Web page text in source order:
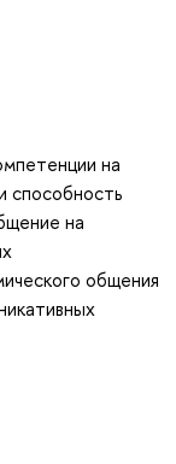
на
способность
на
общения